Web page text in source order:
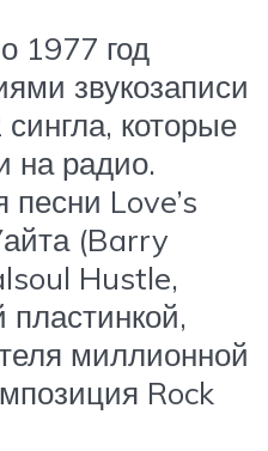
1977 год
звукозаписи
которые
на радио.
Love’s
(Barry
Hustle,
миллионной
Rock